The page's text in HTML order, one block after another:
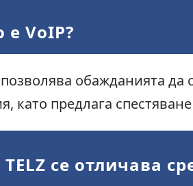
е VoIP?
обажданията
като предлага
се отличава